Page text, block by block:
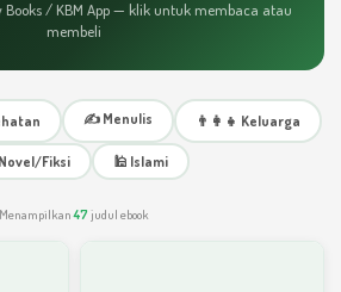
Books / KBM App — klik untuk membaca atau
membeli
✍️ Menulis 👨‍👩‍👧 Keluarga
Fiksi 🕌 Islami
Menampilkan47 judul ebook